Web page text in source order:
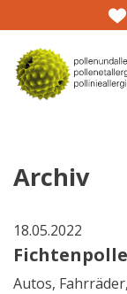
Archiv
18.05.2022
Autos,